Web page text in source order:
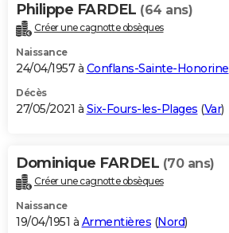
Philippe FARDEL (64 ans)
Créer une cagnotte obsèques
Naissance
24/04/1957 à Conflans-Sainte-Honorine
Décès
27/05/2021 à Six-Fours-les-Plages (Var)
Dominique FARDEL (70 ans)
Créer une cagnotte obsèques
Naissance
19/04/1951 à Armentières (Nord)